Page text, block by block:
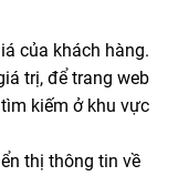
của khách hàng.
trị, để trang web
kiếm ở khu vực
thị thông tin về